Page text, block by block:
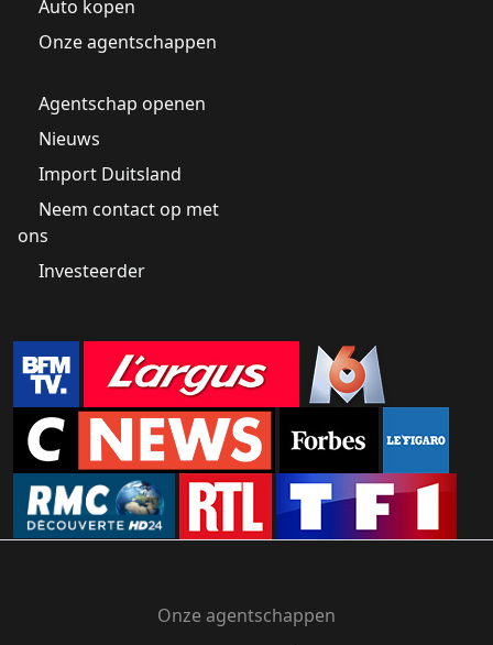
Auto kopen
Onze agentschappen
Agentschap openen
Nieuws
Import Duitsland
Neem contact op met
ons
Investeerder
Onze agentschappen